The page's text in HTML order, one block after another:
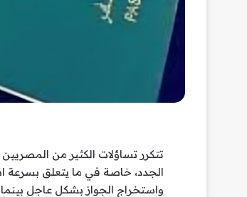
تتكرر تساؤلات الكثير من
الجدد، خاصة في ما يتعلق بسرعة
واستخراج الجواز بشكل عاجل